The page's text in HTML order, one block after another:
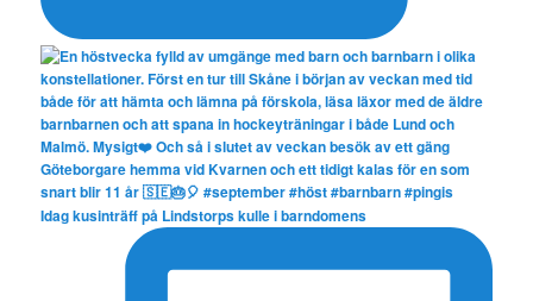
Idag kusinträff på Lindstorps kulle i barndomens